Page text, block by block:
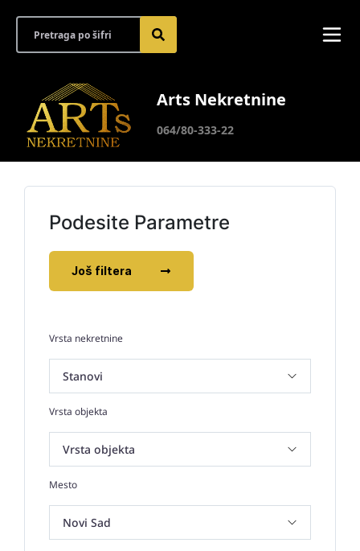
Arts Nekretnine
064/80-333-22
Podesite Parametre
Još filtera
Vrsta nekretnine
Vrsta objekta
Mesto